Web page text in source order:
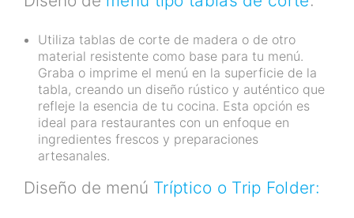
Utiliza tablas de corte de madera o de otro
material resistente como base para tu menú.
Graba o imprime el menú en la superficie de la
tabla, creando un diseño rústico y auténtico que
refleje la esencia de tu cocina. Esta opción es
ideal para restaurantes con un enfoque en
ingredientes frescos y preparaciones
artesanales.
Diseño de menú Tríptico o Trip Folder: